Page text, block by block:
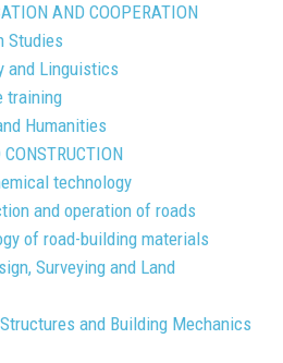
AND COOPERATION
Studies
and Linguistics
training
Humanities
CONSTRUCTION
technology
and operation of roads
of road-building materials
Surveying and Land
and Building Mechanics